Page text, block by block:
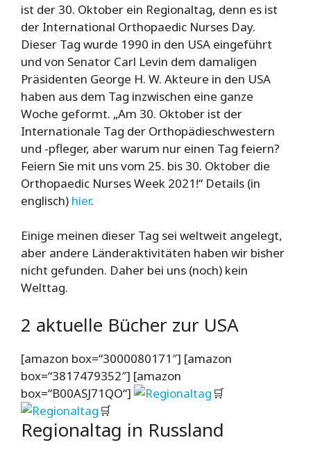
ist der 30. Oktober ein Regionaltag, denn es ist
der International Orthopaedic Nurses Day.
Dieser Tag wurde 1990 in den USA eingeführt
und von Senator Carl Levin dem damaligen
Präsidenten George H. W. Akteure in den USA
haben aus dem Tag inzwischen eine ganze
Woche geformt. „Am 30. Oktober ist der
Internationale Tag der Orthopädieschwestern
und -pfleger, aber warum nur einen Tag feiern?
Feiern Sie mit uns vom 25. bis 30. Oktober die
Orthopaedic Nurses Week 2021!“ Details (in
englisch) hier.
Einige meinen dieser Tag sei weltweit angelegt,
aber andere Länderaktivitäten haben wir bisher
nicht gefunden. Daher bei uns (noch) kein
Welttag.
2 aktuelle Bücher zur USA
[amazon box=“3000080171″] [amazon
box=“3817479352″] [amazon
box=“B00ASJ71QO“]
🛒
🛒
Regionaltag in Russland